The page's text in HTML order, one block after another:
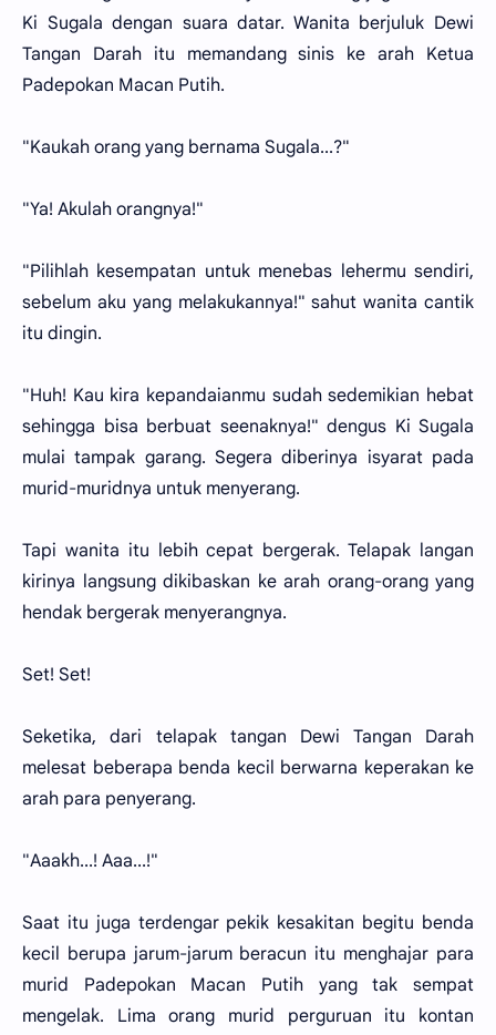
Ki Sugala dengan suara datar. Wanita berjuluk Dewi
Tangan Darah itu memandang sinis ke arah Ketua
Padepokan Macan Putih.
"Kaukah orang yang bernama Sugala...?"
"Ya! Akulah orangnya!"
"Pilihlah kesempatan untuk menebas lehermu sendiri,
sebelum aku yang melakukannya!" sahut wanita cantik
itu dingin.
"Huh! Kau kira kepandaianmu sudah sedemikian hebat
sehingga bisa berbuat seenaknya!" dengus Ki Sugala
mulai tampak garang. Segera diberinya isyarat pada
murid-muridnya untuk menyerang.
Tapi wanita itu lebih cepat bergerak. Telapak langan
kirinya langsung dikibaskan ke arah orang-orang yang
hendak bergerak menyerangnya.
Set! Set!
Seketika, dari telapak tangan Dewi Tangan Darah
melesat beberapa benda kecil berwarna keperakan ke
arah para penyerang.
"Aaakh...! Aaa...!"
Saat itu juga terdengar pekik kesakitan begitu benda
kecil berupa jarum-jarum beracun itu menghajar para
murid Padepokan Macan Putih yang tak sempat
mengelak. Lima orang murid perguruan itu kontan